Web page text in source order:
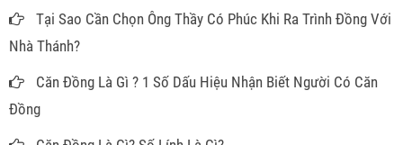
Tại Sao Cần Chọn Ông Thầy Có Phúc Khi Ra Trình Đồng Với
Nhà Thánh?
Căn Đồng Là Gì ? 1 Số Dấu Hiệu Nhận Biết Người Có Căn
Đồng